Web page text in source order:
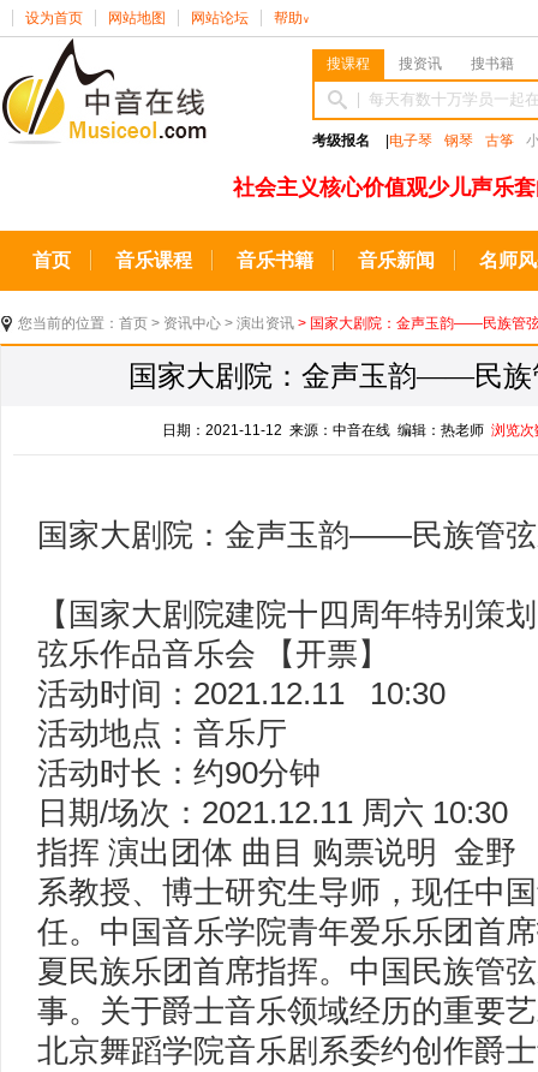
设为首页 网站地图 网站论坛 帮助 ∨
搜课程 搜资讯 搜书籍
考级报名 电子琴 钢琴 古筝
社会主义核心价值观少儿声乐
首页 音乐课程 音乐书籍 音乐新闻 名师
您当前的位置： 首页 > 资讯中心 > 演出资讯 > 国家大剧院：金声玉韵——民族管
国家大剧院：金声玉韵——民族
日期：2021-11-12 来源：中音在线 编辑：热老师 浏览次
国家大剧院：金声玉韵——民族管
【国家大剧院建院十四周年特别
弦乐作品音乐会 【开票】
活动时间：2021.12.11 10:30
活动地点：音乐厅
活动时长：约90分钟
日期/场次：2021.12.11 周六 10:30
指挥 演出团体 曲目 购票说明 金
系教授、博士研究生导师，现任中
任。中国音乐学院青年爱乐乐团首
夏民族乐团首席指挥。中国民族管
事。关于爵士音乐领域经历的重要
北京舞蹈学院音乐剧系委约创作爵